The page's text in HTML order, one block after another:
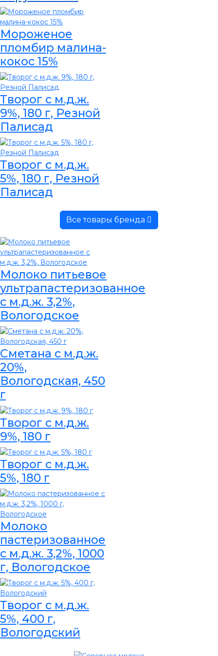
Мороженое
пломбир малина-
кокос 15%
Творог с м.д.ж.
9%, 180 г, Резной
Палисад
Творог с м.д.ж.
5%, 180 г, Резной
Палисад
Все товары бренда
Молоко питьевое
ультрапастеризованное
с м.д.ж. 3,2%,
Вологодское
Сметана с м.д.ж.
20%,
Вологодская, 450
г
Творог с м.д.ж.
9%, 180 г
Творог с м.д.ж.
5%, 180 г
Молоко
пастеризованное
с м.д.ж. 3,2%, 1000
г, Вологодское
Творог с м.д.ж.
5%, 400 г,
Вологодский